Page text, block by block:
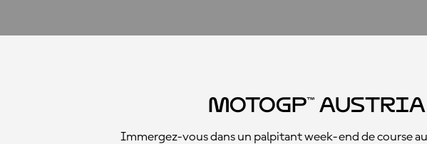
MotoGP™
Immergez-vous dans un palpitant week-end de course